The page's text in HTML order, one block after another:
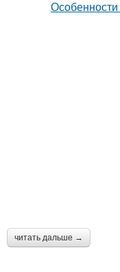
читать дальше →